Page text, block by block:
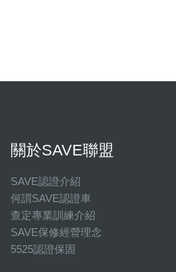
關於SAVE聯盟
SAVE認證介紹
何謂SAVE認證車
查定專業訓練介紹
SAVE保修經營理念
5525認證保固